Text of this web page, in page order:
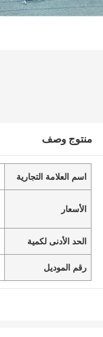
منتوج وصف
اسم العلامة التجارية
الأسعار
الحد الأدنى لكمية
رقم الموديل